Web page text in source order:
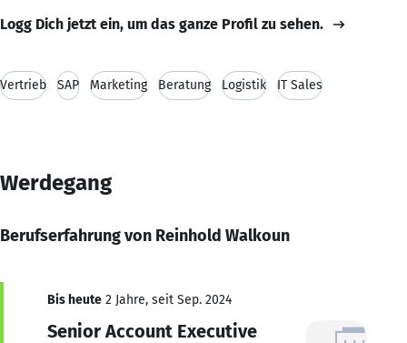
Logg Dich jetzt ein, um das ganze Profil zu sehen.
Vertrieb SAP Marketing Beratung Logistik IT Sales
Werdegang
Berufserfahrung von Reinhold Walkoun
Bis heute 2 Jahre, seit Sep. 2024
Senior Account Executive